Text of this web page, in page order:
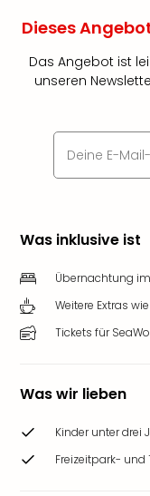
Dieses
Das Angebot ist
unseren
Was inklusive ist
Übernachtung
Weitere Extras
Tickets für
Was wir lieben
Kinder unter drei
Freizeitpark- und